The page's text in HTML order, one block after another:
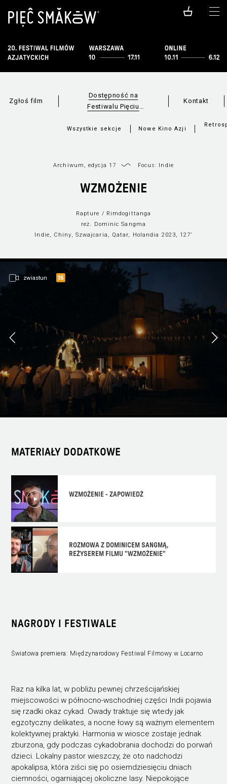
Zgłoś film
Dostępność na
Festiwalu Pięciu
Wszystkie sekcje Nowe Kino Azji
Kontakt
Archiwum, edycja 17 Focus: Indie
WZMOŻENIE
Rapture / Rimdogittanga
reż. Dominic Sangma
Indie, Chiny, Szwajcaria, Qatar, Holandia 2023, 127’
zwiastun
MATERIAŁY DODATKOWE
WZMOŻENIE - ZAPOWIEDŻ
ROZMOWA Z DOMINICEM SANGMĄ,
REŻYSEREM FILMU "WZMOŻENIE"
NAGRODY I FESTIWALE
Światowa premiera: Międzynarodowy Festiwal Filmowy w Locarno
Raz na kilka lat, w pobliżu pewnej chrześcijańskiej
miejscowości w północno-wschodniej części Indii pojawia
się rzadki okaz cykad. Owady traktuje się wtedy jak
egzotyczny delikates, a nocne łowy są ważnym elementem
kolektywnej praktyki. Harmonia w wiosce zostaje jednak
zburzona, gdy podczas cykadobrania dochodzi do porwań
dzieci. Lokalny pastor wieszczy, że oto nadchodzi
apokalipsa, która ziści się po osiemdziesięciu dniach
ciemności, ogarniającej okoliczne lasy. Niepokojące